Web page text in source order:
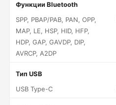
Функции Bluetooth
SPP, PBAP/PAB, PAN, OPP,
MAP, LE, HSP, HID, HFP,
HDP, GAP, GAVDP, DIP,
AVRCP, A2DP
Тип USB
USB Type-C